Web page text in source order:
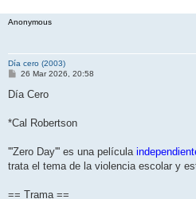
Anonymous
Día cero (2003)
P
s
26 Mar 2026, 20:58
Día Cero
*Cal Robertson
'''Zero Day''' es una película
trata el tema de la violencia escolar y
== Trama ==